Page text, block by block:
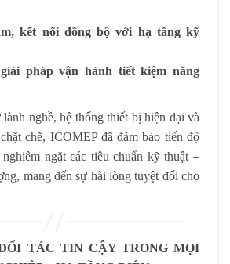
kết nối đồng bộ với hạ tầng kỹ
pháp vận hành tiết kiệm năng
nghề, hệ thống thiết bị hiện đại và
chẽ, ICOMEP đã đảm bảo tiến độ
ngặt các tiêu chuẩn kỹ thuật –
mang đến sự hài lòng tuyệt đối cho
TÁC TIN CẬY TRONG MỌI